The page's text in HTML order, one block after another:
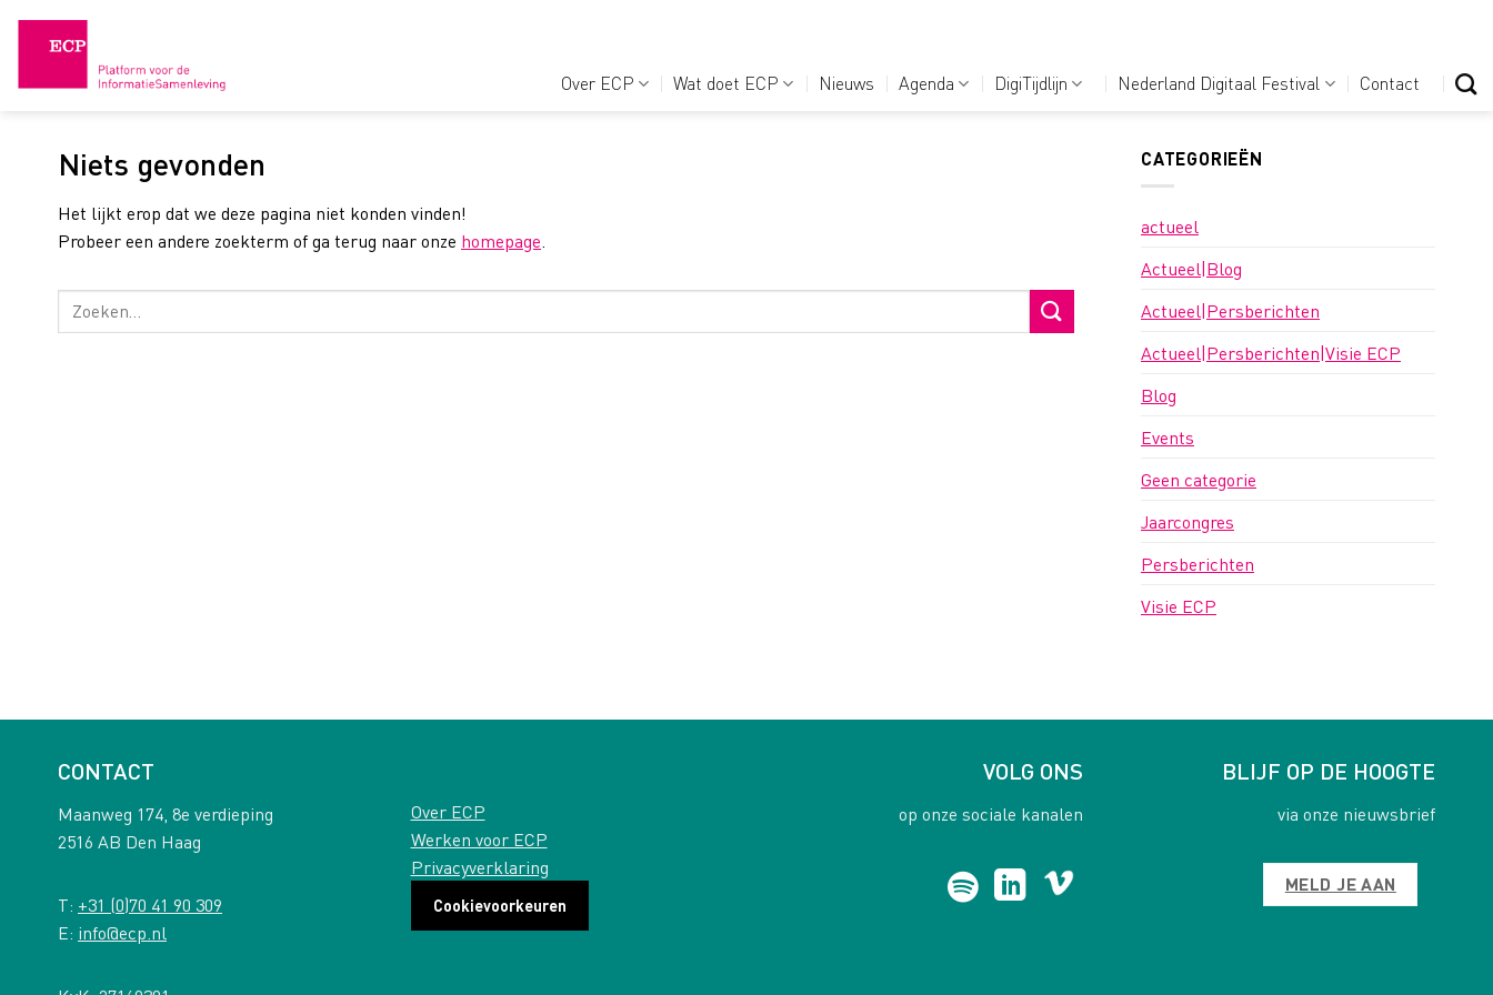
Over ECP Wat doet ECP Nieuws Agenda DigiTijdlijn Nederland Digitaal Festival Contact
Niets gevonden
Het lijkt erop dat we deze pagina niet konden vinden!
Probeer een andere zoekterm of ga terug naar onze homepage
CATEGORIEËN
actueel
Actueel|Blog
Actueel|Persberichten
Actueel|Persberichten|Visie ECP
Blog
Events
Geen categorie
Jaarcongres
Persberichten
Visie ECP
CONTACT
Maanweg 174, 8e verdieping
2516 AB Den Haag
T: +31 (0)70 41 90 309
E: info@ecp.nl
Over ECP
Werken voor ECP
Privacyverklaring
Cookievoorkeuren
VOLG ONS
op onze sociale kanalen
BLIJF OP DE HOOGTE
via onze nieuwsbrief
MELD JE AAN